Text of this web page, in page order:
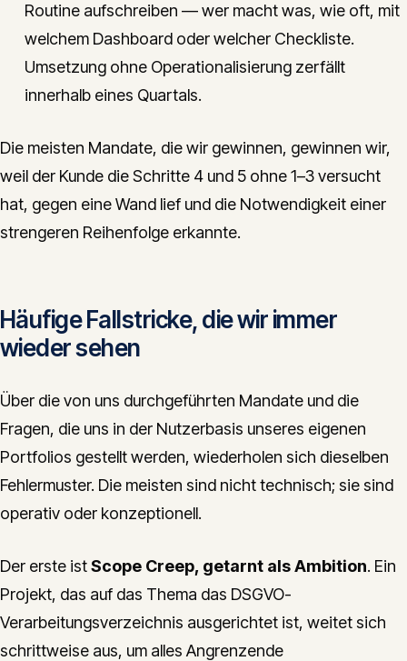
Routine aufschreiben — wer macht was, wie oft, mit
welchem Dashboard oder welcher Checkliste.
Umsetzung ohne Operationalisierung zerfällt
innerhalb eines Quartals.
Die meisten Mandate, die wir gewinnen, gewinnen wir,
weil der Kunde die Schritte 4 und 5 ohne 1–3 versucht
hat, gegen eine Wand lief und die Notwendigkeit einer
strengeren Reihenfolge erkannte.
Häufige Fallstricke, die wir immer
wieder sehen
Über die von uns durchgeführten Mandate und die
Fragen, die uns in der Nutzerbasis unseres eigenen
Portfolios gestellt werden, wiederholen sich dieselben
Fehlermuster. Die meisten sind nicht technisch; sie sind
operativ oder konzeptionell.
Der erste istScope Creep, getarnt als Ambition. Ein
Projekt, das auf das Thema das DSGVO-
Verarbeitungsverzeichnis ausgerichtet ist, weitet sich
schrittweise aus, um alles Angrenzende